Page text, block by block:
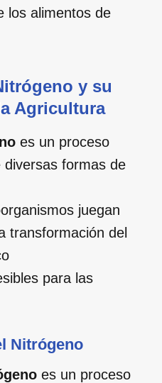
los alimentos de
y su
Agricultura
es un proceso
diversas formas de
juegan
transformación del
para las
Nitrógeno
es un proceso